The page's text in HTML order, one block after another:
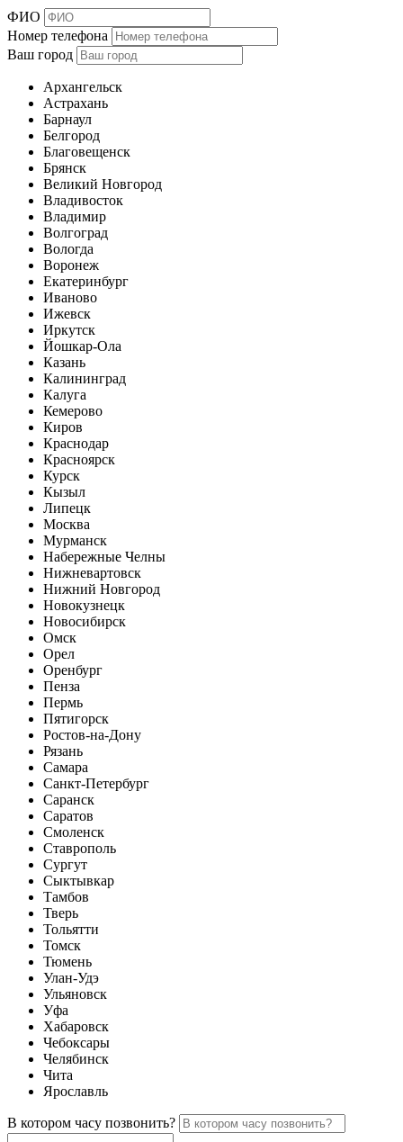
ФИО
Номер телефона
Ваш город
Архангельск
Астрахань
Барнаул
Белгород
Благовещенск
Брянск
Великий Новгород
Владивосток
Владимир
Волгоград
Вологда
Воронеж
Екатеринбург
Иваново
Ижевск
Иркутск
Йошкар-Ола
Казань
Калининград
Калуга
Кемерово
Киров
Краснодар
Красноярск
Курск
Кызыл
Липецк
Москва
Мурманск
Набережные Челны
Нижневартовск
Нижний Новгород
Новокузнецк
Новосибирск
Омск
Орел
Оренбург
Пенза
Пермь
Пятигорск
Ростов-на-Дону
Рязань
Самара
Санкт-Петербург
Саранск
Саратов
Смоленск
Ставрополь
Сургут
Сыктывкар
Тамбов
Тверь
Тольятти
Томск
Тюмень
Улан-Удэ
Ульяновск
Уфа
Хабаровск
Чебоксары
Челябинск
Чита
Ярославль
В котором часу позвонить?